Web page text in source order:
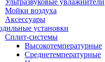
Ультразвуковые увлажнители
Мойки воздуха
Аксессуары
установки
Сплит-системы
Высокотемпературные
Среднетемпературные